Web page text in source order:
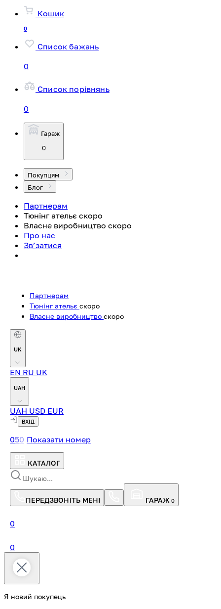
Кошик
0
Список бажань
0
Список порівнянь
0
Гараж
0
Покупцям
Блог
Партнерам
Тюнінг ательє скоро
Власне виробництво скоро
Про нас
Зв’затися
Партнерам
Тюнінг ательє скоро
Власне виробництво скоро
UK
EN RU UK
UAH
UAH USD EUR
ВХІД
050 Показати номер
КАТАЛОГ
ПЕРЕДЗВОНІТЬ МЕНІ ГАРАЖ 0
0
0
Я новий покупець